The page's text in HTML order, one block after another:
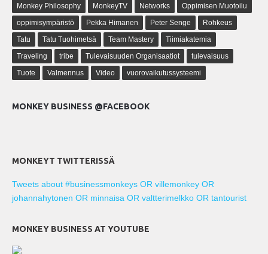
Monkey Philosophy
MonkeyTV Networks
Oppimisen Muotoilu
oppimisympäristö
Pekka Himanen Peter Senge
Rohkeus
Tatu
Tatu Tuohimetsä Team Mastery
Tiimiakatemia
Traveling
tribe Tulevaisuuden Organisaatiot
tulevaisuus
Tuote
Valmennus Video vuorovaikutussysteemi
MONKEY BUSINESS @FACEBOOK
MONKEYT TWITTERISSÄ
Tweets about #businessmonkeys OR villemonkey OR
johannahytonen OR minnaisa OR valtterimelkko OR tantourist
MONKEY BUSINESS AT YOUTUBE